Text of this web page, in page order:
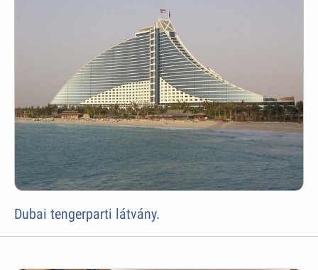
Dubai tengerparti látvány.